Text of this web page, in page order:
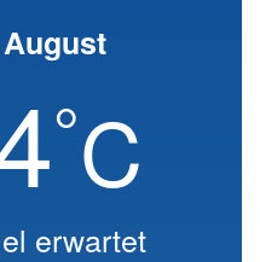
°C
erwartet